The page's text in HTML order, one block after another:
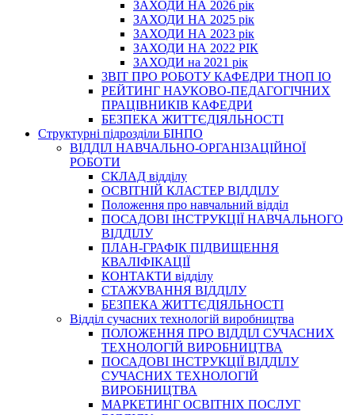
ЗАХОДИ НА 2026 рік
ЗАХОДИ НА 2025 рік
ЗАХОДИ НА 2023 рік
ЗАХОДИ НА 2022 РІК
ЗАХОДИ на 2021 рік
3BIT ПРО РОБОТУ КАФЕДРИ ТНОП ІО
РЕЙТИНГ НАУКОВО-ПЕДАГОГІЧНИХ
ПРАЦІВНИКІВ КАФЕДРИ
БЕЗПЕКА ЖИТТЄДІЯЛЬНОСТІ
Структурні підрозділи БІНПО
ВІДДІЛ НАВЧАЛЬНО-ОРГАНІЗАЦІЙНОЇ
РОБОТИ
СКЛАД відділу
ОСВІТНІЙ КЛАСТЕР ВІДДІЛУ
Положення про навчальний вiддiл
ПОСАДОВІ ІНСТРУКЦІЇ НАВЧАЛЬНОГО
ВІДДІЛУ
ПЛАН-ГРАФІК ПІДВИЩЕННЯ
КВАЛІФІКАЦІЇ
КОНТАКТИ відділу
СТАЖУВАННЯ ВІДДІЛУ
БЕЗПЕКА ЖИТТЄДІЯЛЬНОСТІ
Відділ сучасних технологій виробництва
ПОЛОЖЕННЯ ПРО ВІДДІЛ СУЧАСНИХ
ТЕХНОЛОГІЙ ВИРОБНИЦТВА
ПОСАДОВІ ІНСТРУКЦІЇ ВІДДІЛУ
СУЧАСНИХ ТЕХНОЛОГІЙ
ВИРОБНИЦТВА
МАРКЕТИНГ ОСВІТНІХ ПОСЛУГ